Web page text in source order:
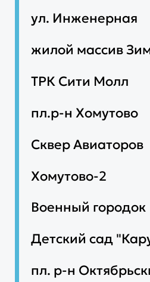
ул. Инженерная
жилой массив
ТРК Сити Молл
пл.р-н Хомутово
Сквер Авиаторов
Хомутово-2
Военный городок
Детский сад
пл. р-н